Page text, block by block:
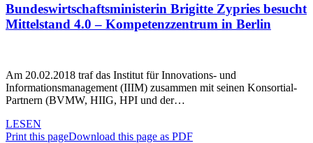
Bundeswirtschaftsministerin Brigitte Zypries besucht
Mittelstand 4.0 – Kompetenzzentrum in Berlin
Am 20.02.2018 traf das Institut für Innovations- und
Informationsmanagement (IIIM) zusammen mit seinen Konsortial-
Partnern (BVMW, HIIG, HPI und der…
LESEN
Print this pageDownload this page as PDF